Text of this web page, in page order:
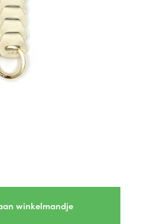
winkelmandje